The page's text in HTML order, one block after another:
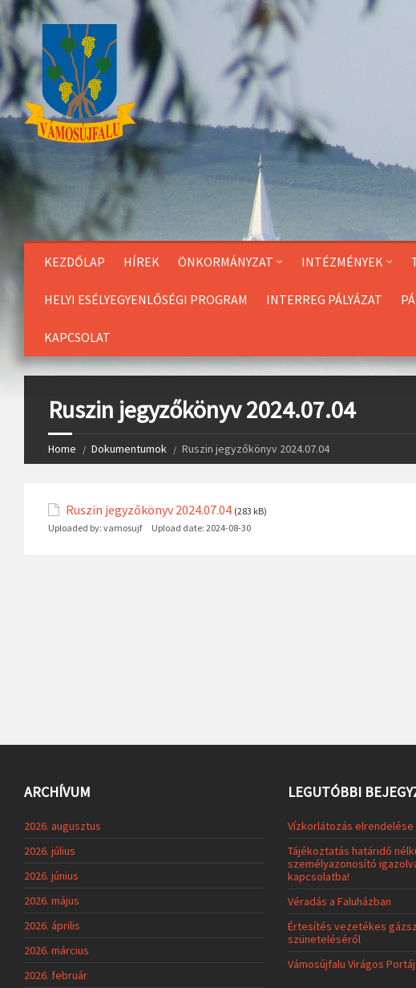
Skip
to
Content
KEZDŐLAP HÍREK ÖNKORMÁNYZAT INTÉZMÉNYEK
HELYI ESÉLYEGYENLŐSÉGI PROGRAM INTERREG PÁLYÁZAT
KAPCSOLAT
Ruszin jegyzőkönyv 2024.07.04
Home Dokumentumok Ruszin jegyzőkönyv 2024.07.04
Ruszin jegyzőkönyv 2024.07.04 (283 kB)
Uploaded by: vamosujf Upload date: 2024-08-30
ARCHÍVUM
2026. augusztus
2026. július
2026. június
2026. május
2026. április
2026. március
2026. február
LEGUTÓBBI
Vízkorlátozás elrendelése
Tájékoztatás határidő
személyazonosító
kapcsolatba!
Véradás a Faluházban
Értesítés vezetékes
szüneteléséről
Vámosújfalu Virágos